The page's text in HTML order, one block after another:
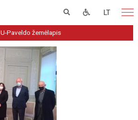
LT
U-Paveldo žemėlapis